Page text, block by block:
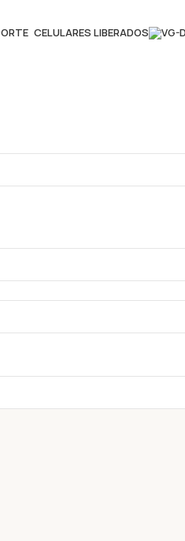
CELULARES LIBERADOS